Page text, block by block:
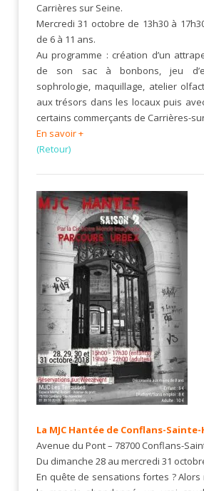
Carrières sur Seine.
Mercredi 31 octobre de 13h30 à
de 6 à 11 ans.
Au programme : création d’un
de son sac à bonbons, jeu
sophrologie, maquillage, atelier
aux trésors dans les locaux puis
certains commerçants de Carrières-
En savoir +
(Retour)
La MJC Hantée de Conflans-
Avenue du Pont – 78700 Conflans-
Du dimanche 28 au mercredi 31
En quête de sensations fortes ?